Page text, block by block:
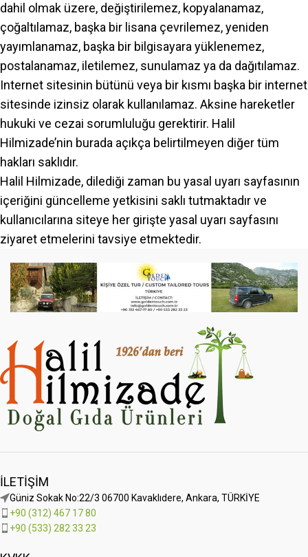
dahil olmak üzere, değiştirilemez, kopyalanamaz,
çoğaltılamaz, başka bir lisana çevrilemez, yeniden
yayımlanamaz, başka bir bilgisayara yüklenemez,
postalanamaz, iletilemez, sunulamaz ya da dağıtılamaz.
Internet sitesinin bütünü veya bir kısmı başka bir internet
sitesinde izinsiz olarak kullanılamaz. Aksine hareketler
hukuki ve cezai sorumluluğu gerektirir. Halil
Hilmizade’nin burada açıkça belirtilmeyen diğer tüm
hakları saklıdır.
Halil Hilmizade, dilediği zaman bu yasal uyarı sayfasının
içeriğini güncelleme yetkisini saklı tutmaktadır ve
kullanıcılarına siteye her girişte yasal uyarı sayfasını
ziyaret etmelerini tavsiye etmektedir.
İLETIŞIM
Güniz Sokak No:22/3 06700 Kavaklıdere, Ankara, TÜRKİYE
+90 (312) 467 17 80
+90 (533) 282 33 23